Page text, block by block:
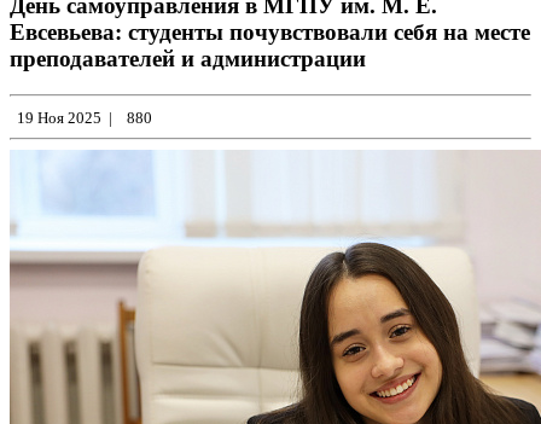
Евсевьева: студенты почувствовали себя на месте
преподавателей и администрации
19 Ноя 2025 | 880